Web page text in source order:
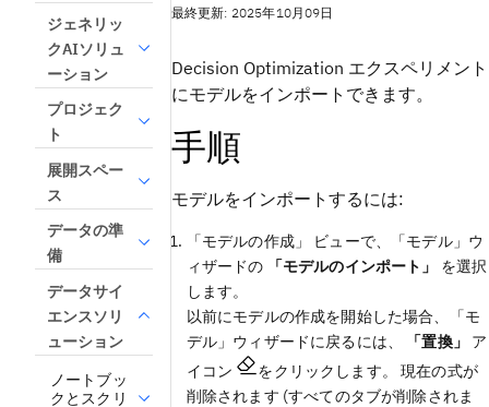
ジェネリッ
クAIソリュ
ーション
プロジェク
ト
展開スペー
ス
データの準
備
データサイ
エンスソリ
ューション
ノートブッ
クとスクリ
最終更新: 2025年10月09日
Decision Optimization エクスペリメント
にモデルをインポートできます。
手順
モデルをインポートするには:
「モデルの作成」 ビューで、「モデル」ウ
ィザードの
「モデルのインポート」
を選択
します。
以前にモデルの作成を開始した場合、「モ
デル」ウィザードに戻るには、
「置換」
ア
イコン
をクリックします。 現在の式が
削除されます (すべてのタブが削除されま